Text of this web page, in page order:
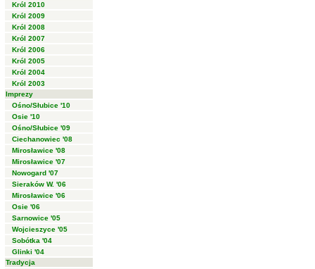
Król 2010
Król 2009
Król 2008
Król 2007
Król 2006
Król 2005
Król 2004
Król 2003
Imprezy
Ośno/Słubice '10
Osie '10
Ośno/Słubice '09
Ciechanowiec '08
Mirosławice '08
Mirosławice '07
Nowogard '07
Sieraków W. '06
Mirosławice '06
Osie '06
Sarnowice '05
Wojcieszyce '05
Sobótka '04
Glinki '04
Tradycja